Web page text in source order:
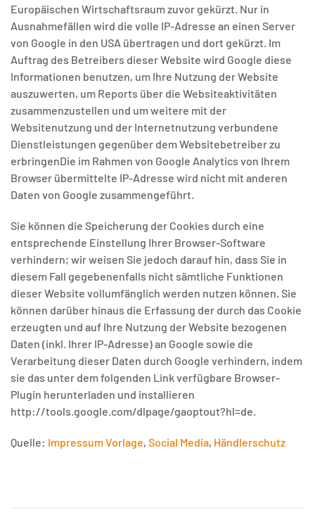
Europäischen Wirtschaftsraum zuvor gekürzt. Nur in
Ausnahmefällen wird die volle IP-Adresse an einen Server
von Google in den USA übertragen und dort gekürzt. Im
Auftrag des Betreibers dieser Website wird Google diese
Informationen benutzen, um Ihre Nutzung der Website
auszuwerten, um Reports über die Websiteaktivitäten
zusammenzustellen und um weitere mit der
Websitenutzung und der Internetnutzung verbundene
Dienstleistungen gegenüber dem Websitebetreiber zu
erbringenDie im Rahmen von Google Analytics von Ihrem
Browser übermittelte IP-Adresse wird nicht mit anderen
Daten von Google zusammengeführt.
Sie können die Speicherung der Cookies durch eine
entsprechende Einstellung Ihrer Browser-Software
verhindern; wir weisen Sie jedoch darauf hin, dass Sie in
diesem Fall gegebenenfalls nicht sämtliche Funktionen
dieser Website vollumfänglich werden nutzen können. Sie
können darüber hinaus die Erfassung der durch das Cookie
erzeugten und auf Ihre Nutzung der Website bezogenen
Daten (inkl. Ihrer IP-Adresse) an Google sowie die
Verarbeitung dieser Daten durch Google verhindern, indem
sie das unter dem folgenden Link verfügbare Browser-
Plugin herunterladen und installieren
http://tools.google.com/dlpage/gaoptout?hl=de.
Quelle: Impressum Vorlage, Social Media, Händlerschutz